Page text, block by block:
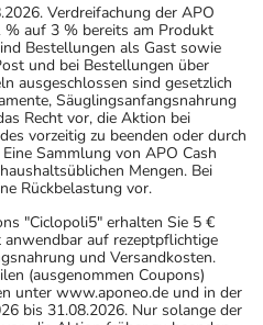
Verdreifachung der APO
auf 3 % bereits am Produkt
Bestellungen als Gast sowie
und bei Bestellungen über
ausgeschlossen sind gesetzlich
Säuglingsanfangsnahrung
Recht vor, die Aktion bei
vorzeitig zu beenden oder durch
Sammlung von APO Cash
Mengen. Bei
Rückbelastung vor.
"Ciclopoli5" erhalten Sie 5 €
auf rezeptpflichtige
und Versandkosten.
(ausgenommen Coupons)
unter www.aponeo.de und in der
bis 31.08.2026. Nur solange der